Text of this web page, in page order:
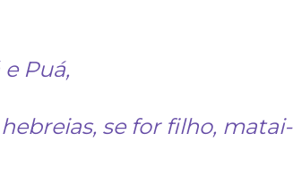
Puá,
se for filho, matai-